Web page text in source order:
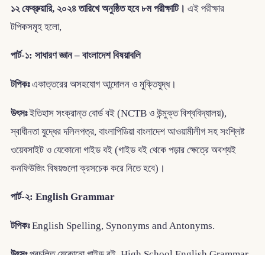
১২ ফেব্রুয়ারি, ২০২৪ তারিখে অনুষ্ঠিত হবে ৮ম পরীক্ষাটি। এই পরীক্ষার
টপিকসমূহ হলো,
পার্ট-১: সাধারণ জ্ঞান – বাংলাদেশ বিষয়াবলি
টপিকঃএকাত্তরের অসহযোগ আন্দোলন ও মুক্তিযুদ্ধ।
উৎসঃইতিহাস সংক্রান্ত বোর্ড বই (NCTB ও উন্মুক্ত বিশ্ববিদ্যালয়),
স্বাধীনতা যুদ্ধের দলিলপত্র, বাংলাপিডিয়া বাংলাদেশ আওয়ামীলীগ সহ সংশ্লিষ্ট
ওয়েবসাইট ও যেকোনো গাইড বই (গাইড বই থেকে পড়ার ক্ষেত্রে অবশ্যই
কনফিউজিং বিষয়গুলো ক্রসচেক করে নিতে হবে)।
পার্ট-২: English Grammar
টপিকঃEnglish Spelling, Synonyms and Antonyms.